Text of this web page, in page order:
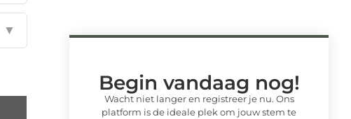
▼
Begin vandaag nog!
Wacht niet langer en registreer je nu. Ons
platform is de ideale plek om jouw stem te